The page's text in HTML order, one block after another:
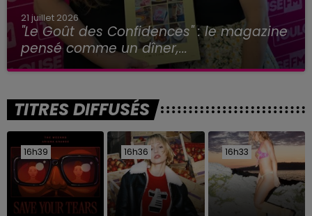
21 juillet 2026
"Le Goût des Confidences" : le magazine
pensé comme un dîner,...
TITRES DIFFUSÉS
16h39
16h39 16h36
16h36 16h33
16h33